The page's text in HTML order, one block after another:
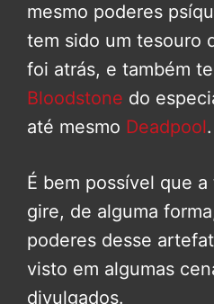
mesmo poderes
tem sido um tesouro
foi atrás, e também
Bloodstone do
até mesmo Deadpool.
É bem possível que
gire, de alguma
poderes desse
visto em algumas
divulgados.